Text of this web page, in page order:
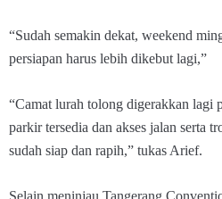
“Sudah semakin dekat, weekend
persiapan harus lebih dikebut lagi,”
“Camat lurah tolong digerakkan lagi
parkir tersedia dan akses jalan serta
sudah siap dan rapih,” tukas Arief.
Selain meninjau Tangerang